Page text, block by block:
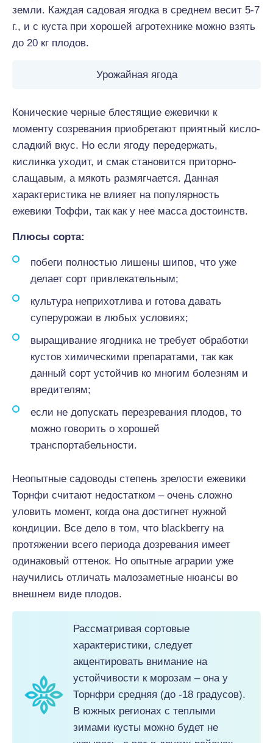
земли. Каждая садовая ягодка в среднем весит 5-7
г., и с куста при хорошей агротехнике можно взять
до 20 кг плодов.
Урожайная ягода
Конические черные блестящие ежевички к
моменту созревания приобретают приятный кисло-
сладкий вкус. Но если ягоду передержать,
кислинка уходит, и смак становится приторно-
слащавым, а мякоть размягчается. Данная
характеристика не влияет на популярность
ежевики Тоффи, так как у нее масса достоинств.
Плюсы сорта:
побеги полностью лишены шипов, что уже
делает сорт привлекательным;
культура неприхотлива и готова давать
суперурожаи в любых условиях;
выращивание ягодника не требует обработки
кустов химическими препаратами, так как
данный сорт устойчив ко многим болезням и
вредителям;
если не допускать перезревания плодов, то
можно говорить о хорошей
транспортабельности.
Неопытные садоводы степень зрелости ежевики
Торнфи считают недостатком – очень сложно
уловить момент, когда она достигнет нужной
кондиции. Все дело в том, что blackberry на
протяжении всего периода дозревания имеет
одинаковый оттенок. Но опытные аграрии уже
научились отличать малозаметные нюансы во
внешнем виде плодов.
Рассматривая сортовые
характеристики, следует
акцентировать внимание на
устойчивости к морозам – она у
Торнфри средняя (до -18 градусов).
В южных регионах с теплыми
зимами кусты можно будет не